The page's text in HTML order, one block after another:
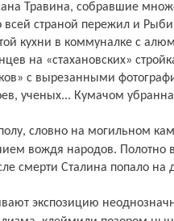
Травина, собравшие
всей страной пережил и
кухни в коммуналке с
на «стахановских»
с вырезанными
ученых... Кумачом
вождя народов. Полотно
смерти Сталина попало на